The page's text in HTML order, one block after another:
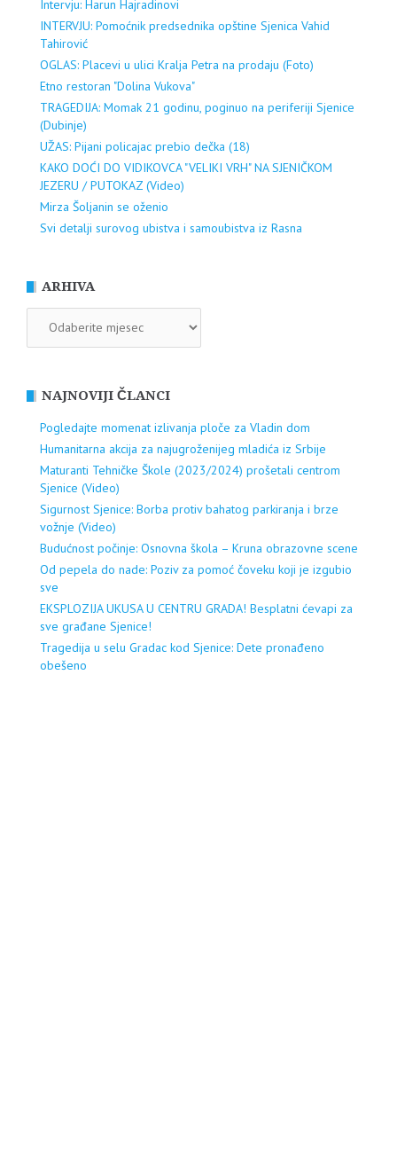
Intervju: Harun Hajradinovi
INTERVJU: Pomoćnik predsednika opštine Sjenica Vahid
Tahirović
OGLAS: Placevi u ulici Kralja Petra na prodaju (Foto)
Etno restoran "Dolina Vukova"
TRAGEDIJA: Momak 21 godinu, poginuo na periferiji Sjenice
(Dubinje)
UŽAS: Pijani policajac prebio dečka (18)
KAKO DOĆI DO VIDIKOVCA "VELIKI VRH" NA SJENIČKOM
JEZERU / PUTOKAZ (Video)
Mirza Šoljanin se oženio
Svi detalji surovog ubistva i samoubistva iz Rasna
ARHIVA
NAJNOVIJI ČLANCI
Pogledajte momenat izlivanja ploče za Vladin dom
Humanitarna akcija za najugroženijeg mladića iz Srbije
Maturanti Tehničke Škole (2023/2024) prošetali centrom
Sjenice (Video)
Sigurnost Sjenice: Borba protiv bahatog parkiranja i brze
vožnje (Video)
Budućnost počinje: Osnovna škola – Kruna obrazovne scene
Od pepela do nade: Poziv za pomoć čoveku koji je izgubio
sve
EKSPLOZIJA UKUSA U CENTRU GRADA! Besplatni ćevapi za
sve građane Sjenice!
Tragedija u selu Gradac kod Sjenice: Dete pronađeno
obešeno